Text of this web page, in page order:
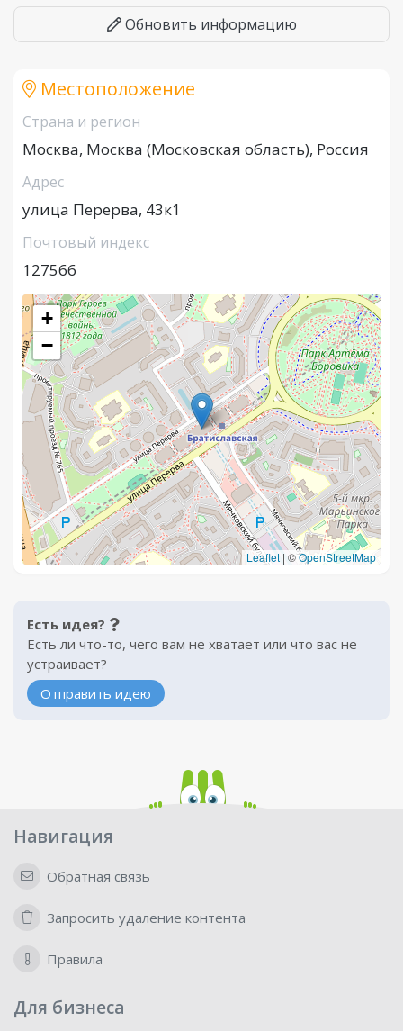
Обновить информацию
Местоположение
Страна и регион
Москва, Москва (Московская область), Россия
Адрес
улица Перерва, 43к1
Почтовый индекс
127566
+
−
Leaflet | ©OpenStreetMap
Есть идея?
Есть ли что-то, чего вам не хватает или что вас не
устраивает?
Отправить идею
Навигация
Обратная связь
Запросить удаление контента
Правила
Для бизнеса